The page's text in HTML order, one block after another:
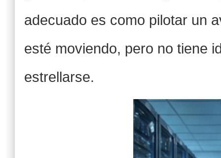
adecuado es como pilotar un
esté moviendo, pero no tiene
estrellarse.